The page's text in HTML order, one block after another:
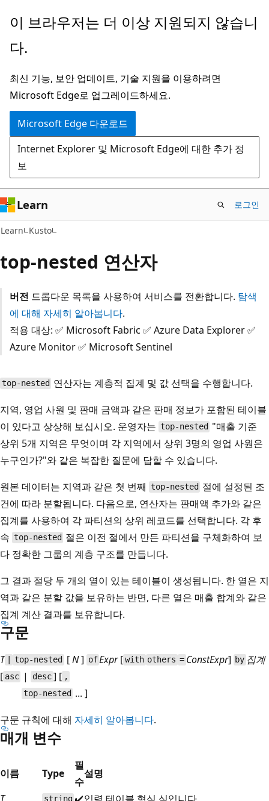
주
콘
츠
로
건
너
뛰
기
이 브라우저는 더 이상 지원되지 않습니
다.
최신 기능, 보안 업데이트, 기술 지원을 이용하려면
Microsoft Edge로 업그레이드하세요.
Microsoft Edge 다운로드
Internet Explorer 및 Microsoft Edge에 대한 추가 정
보
Learn 로그인
Learn Kusto
top-nested 연산자
버전 드롭다운 목록을 사용하여 서비스를 전환합니다. 탐색
에 대해 자세히 알아봅니다.
적용 대상: ✅ Microsoft Fabric ✅ Azure Data Explorer ✅
Azure Monitor ✅ Microsoft Sentinel
top-nested 연산자는 계층적 집계 및 값 선택을 수행합니다.
지역, 영업 사원 및 판매 금액과 같은 판매 정보가 포함된 테이블
이 있다고 상상해 보십시오. 운영자는 top-nested "매출 기준
상위 5개 지역은 무엇이며 각 지역에서 상위 3명의 영업 사원은
누구인가?"와 같은 복잡한 질문에 답할 수 있습니다.
원본 데이터는 지역과 같은 첫 번째 top-nested 절에 설정된 조
건에 따라 분할됩니다. 다음으로, 연산자는 판매액 추가와 같은
집계를 사용하여 각 파티션의 상위 레코드를 선택합니다. 각 후
속 top-nested 절은 이전 절에서 만든 파티션을 구체화하여 보
다 정확한 그룹의 계층 구조를 만듭니다.
그 결과 절당 두 개의 열이 있는 테이블이 생성됩니다. 한 열은 지
역과 같은 분할 값을 보유하는 반면, 다른 열은 매출 합계와 같은
집계 계산 결과를 보유합니다.
구문
T top-nested [N] ofExpr[with others =ConstExpr] by 집계
[ asc | desc] [ ,
top-nested ... ]
구문 규칙에 대해 자세히 알아봅니다.
매개 변수
이름 Type
필
수
설명
T
string ✔️입력 테이블 형식 식입니다.